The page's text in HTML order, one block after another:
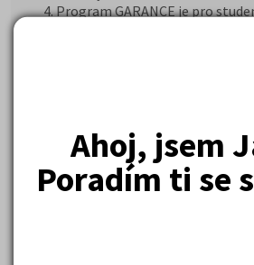
Ahoj, jsem
Poradím ti se
Program GARANCE je pro
Přípravný kurz + učebnice (nultý
Obecná biologie 558 řešených
ZDARMA poštovné za zaslání
ZDARMA e-book „Dostanu se na
ZDARMA program Garance v